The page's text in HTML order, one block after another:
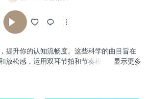
提升你的认知流畅度。这些科学的曲目旨在
放松感，运用双耳节拍和节奏模式来优化你
显示更多